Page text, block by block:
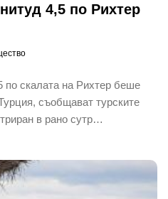
4,5 по Рихтер
по скалата на Рихтер беше
съобщават турските
в рано сутр…